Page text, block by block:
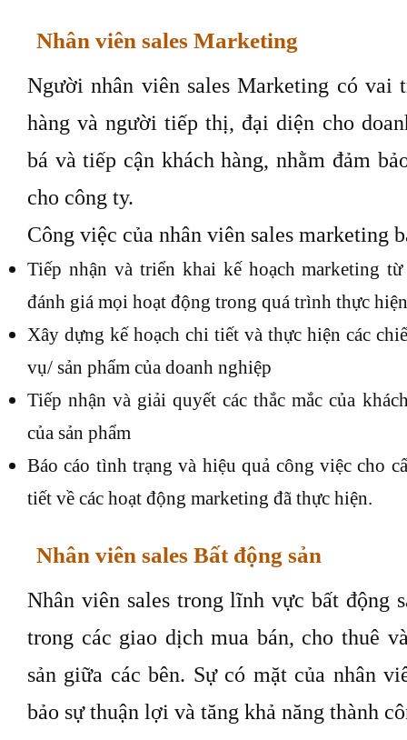
Nhân viên sales Marketing
Người nhân viên sales Marketing có vai
hàng và người tiếp thị, đại diện cho
bá và tiếp cận khách hàng, nhằm đảm
cho công ty.
Công việc của nhân viên sales marketing
Tiếp nhận và triển khai kế hoạch marketing
đánh giá mọi hoạt động trong quá trình thực
Xây dựng kế hoạch chi tiết và thực hiện các
vụ/ sản phẩm của doanh nghiệp
Tiếp nhận và giải quyết các thắc mắc của
của sản phẩm
Báo cáo tình trạng và hiệu quả công việc cho
tiết về các hoạt động marketing đã thực hiện.
Nhân viên sales Bất động sản
Nhân viên sales trong lĩnh vực bất động
trong các giao dịch mua bán, cho thuê
sản giữa các bên. Sự có mặt của nhân
bảo sự thuận lợi và tăng khả năng thành